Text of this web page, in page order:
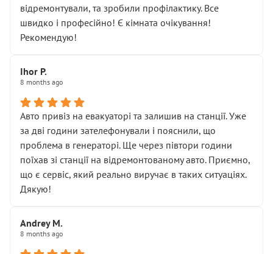
лише підтвердило мою правоту.
Але головне — я виїжджаю з боксу, і скрип у гальмах
залишився таким самим, як і був. Тобто оплачена
Далі ситуація тільки погіршилась:
• сказали, що тепер “потрібно знімати колеса”
• що біля авто стояти вже не можна
• почали озвучувати купу додаткових робіт без
чіткого пояснення
( ну все зняли та доробили) дякую!
Окремий момент, який виглядає абсурдно:
мені заявили, що бачок гальмівної рідини потрібно
міняти разом із головним гальмівним циліндром у
Для людини, яка хоча б трохи розуміється на техніці,
це звучить як мінімум непрофесійно, а як максимум —
спроба продати дорогий вузол замість елементарних
відремонтували, та зробили профілактику. Все
швидко і професійно! Є кімната очікування!
Рекомендую!
Ihor P.
8 months ago
Авто привіз на евакуаторі та залишив на станції. Уже
за дві години зателефонували і пояснили, що
проблема в генераторі. Ще через півтори години
поїхав зі станції на відремонтованому авто. Приємно,
що є сервіс, який реально виручає в таких ситуаціях.
Дякую!
Andrey M.
8 months ago